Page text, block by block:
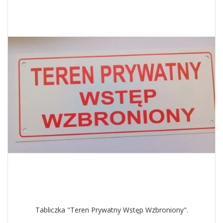
Tabliczka "Teren Prywatny Wstęp Wzbroniony".